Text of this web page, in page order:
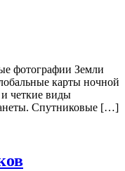
фотографии Земли
карты ночной
четкие виды
Спутниковые […]